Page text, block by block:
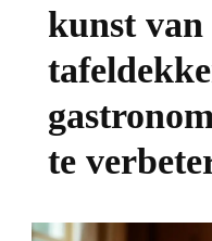
kunst van
te